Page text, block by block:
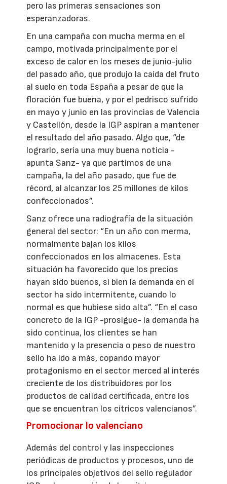
pero las primeras sensaciones son
esperanzadoras.
En una campaña con mucha merma en el
campo, motivada principalmente por el
exceso de calor en los meses de junio-julio
del pasado año, que produjo la caída del fruto
al suelo en toda España a pesar de que la
floración fue buena, y por el pedrisco sufrido
en mayo y junio en las provincias de Valencia
y Castellón, desde la IGP aspiran a mantener
el resultado del año pasado. Algo que, “de
lograrlo, sería una muy buena noticia -
apunta Sanz- ya que partimos de una
campaña, la del año pasado, que fue de
récord, al alcanzar los 25 millones de kilos
confeccionados”.
Sanz ofrece una radiografía de la situación
general del sector: “En un año con merma,
normalmente bajan los kilos
confeccionados en los almacenes. Esta
situación ha favorecido que los precios
hayan sido buenos, si bien la demanda en el
sector ha sido intermitente, cuando lo
normal es que hubiese sido alta”. “En el caso
concreto de la IGP -prosigue- la demanda ha
sido continua, los clientes se han
mantenido y la presencia o peso de nuestro
sello ha ido a más, copando mayor
protagonismo en el sector merced al interés
creciente de los distribuidores por los
productos de calidad certificada, entre los
que se encuentran los cítricos valencianos”.
Promocionar lo valenciano
Además del control y las inspecciones
periódicas de productos y procesos, uno de
los principales objetivos del sello regulador